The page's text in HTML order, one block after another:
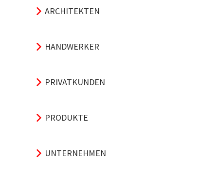
ARCHITEKTEN
HANDWERKER
PRIVATKUNDEN
PRODUKTE
UNTERNEHMEN